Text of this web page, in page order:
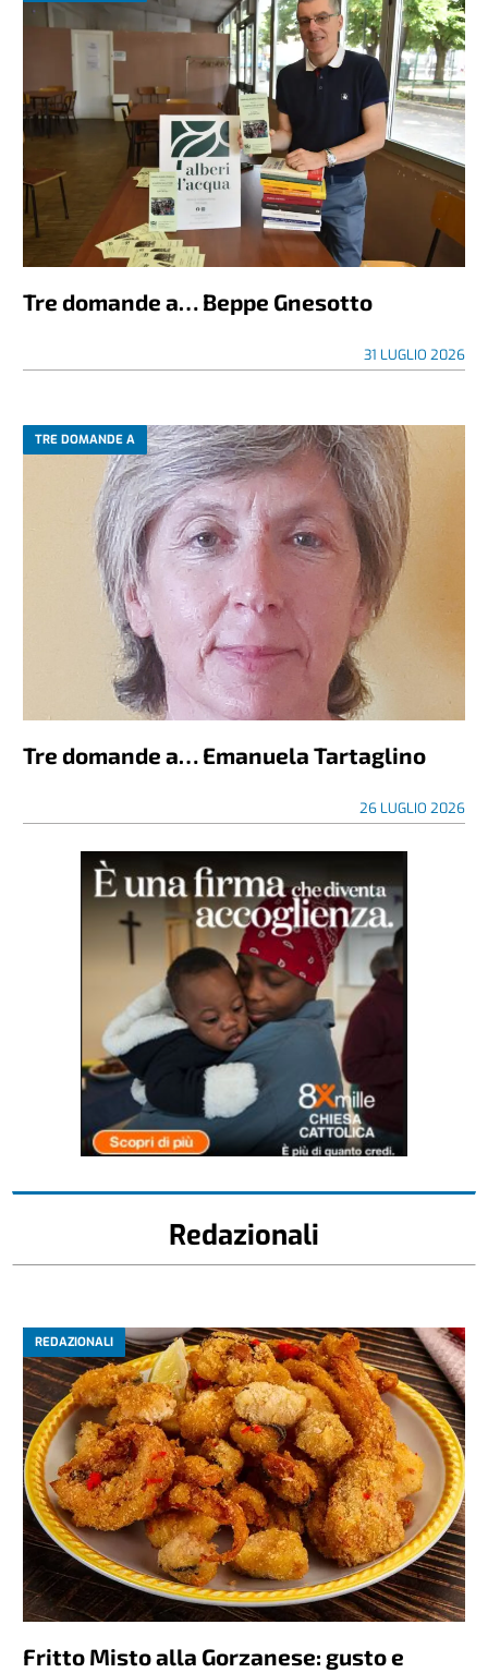
Tre domande a… Beppe Gnesotto
31 LUGLIO 2026
TRE DOMANDE A
Tre domande a… Emanuela Tartaglino
26 LUGLIO 2026
Redazionali
REDAZIONALI
Fritto Misto alla Gorzanese: gusto e